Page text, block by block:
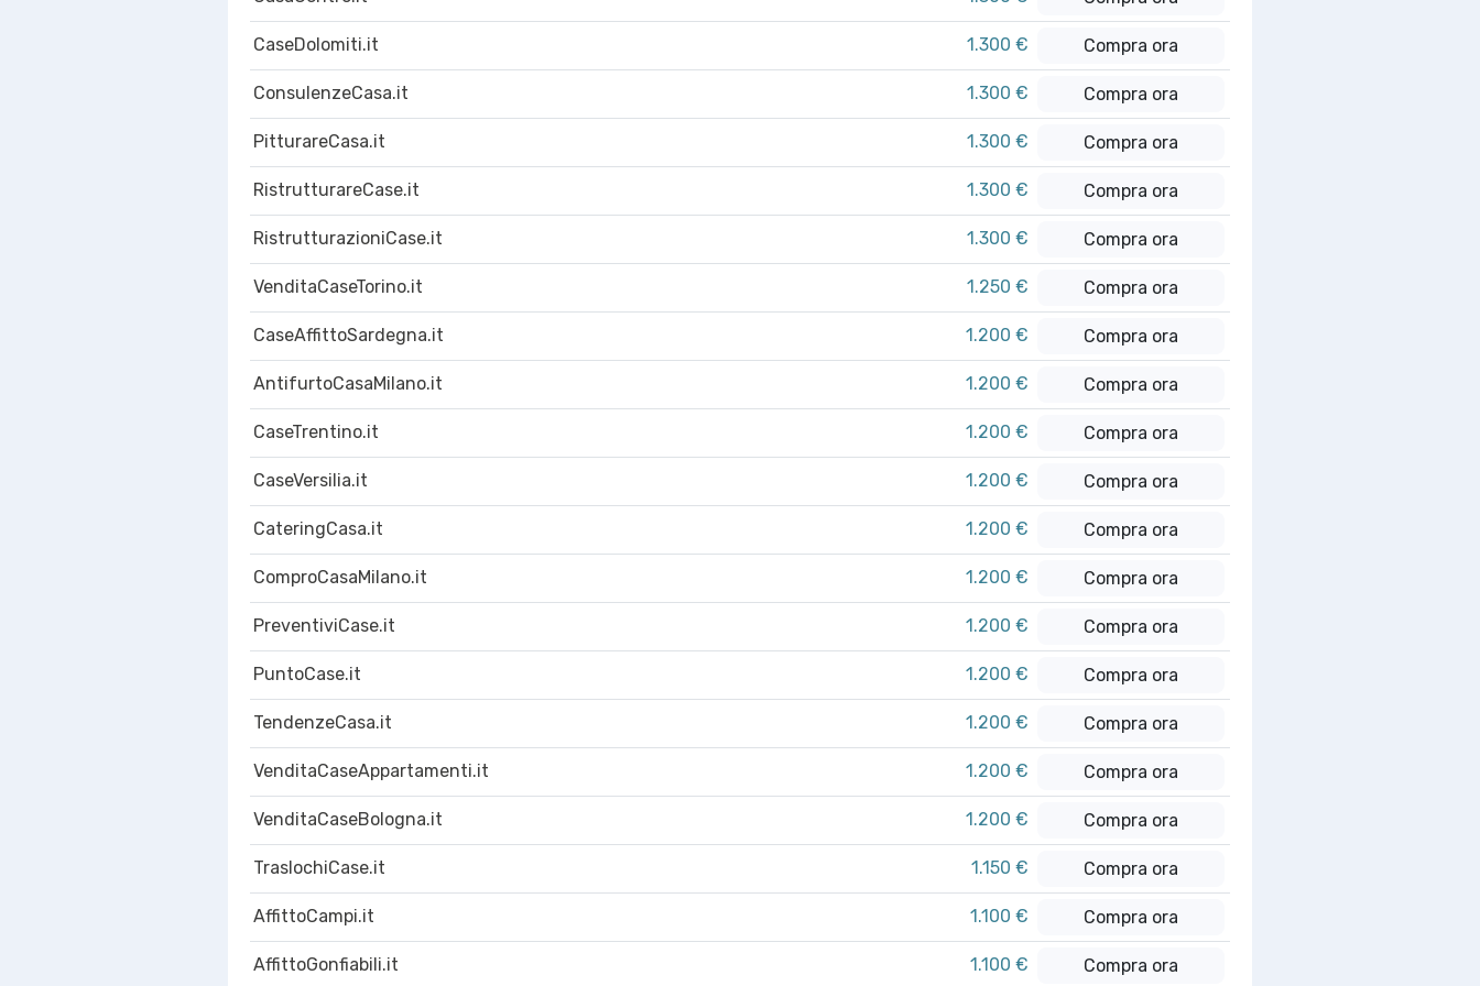
CaseDolomiti.it 1.300 € Compra ora
ConsulenzeCasa.it 1.300 € Compra ora
PitturareCasa.it 1.300 € Compra ora
RistrutturareCase.it 1.300 € Compra ora
RistrutturazioniCase.it 1.300 € Compra ora
VenditaCaseTorino.it 1.250 € Compra ora
CaseAffittoSardegna.it 1.200 € Compra ora
AntifurtoCasaMilano.it 1.200 € Compra ora
CaseTrentino.it 1.200 € Compra ora
CaseVersilia.it 1.200 € Compra ora
CateringCasa.it 1.200 € Compra ora
ComproCasaMilano.it 1.200 € Compra ora
PreventiviCase.it 1.200 € Compra ora
PuntoCase.it 1.200 € Compra ora
TendenzeCasa.it 1.200 € Compra ora
VenditaCaseAppartamenti.it 1.200 € Compra ora
VenditaCaseBologna.it 1.200 € Compra ora
TraslochiCase.it 1.150 € Compra ora
AffittoCampi.it 1.100 € Compra ora
AffittoGonfiabili.it 1.100 € Compra ora